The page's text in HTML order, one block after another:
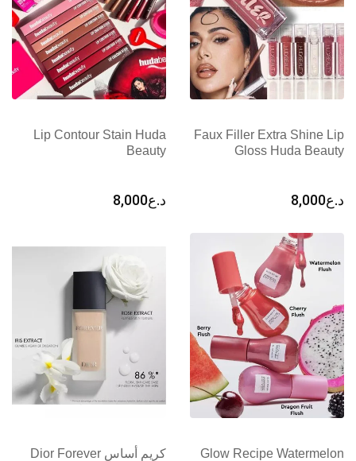
Faux Filler Extra Shine Lip
Gloss Huda Beauty
د.ع8,000
Lip Contour Stain Huda
Beauty
د.ع8,000
Glow Recipe Watermelon
كريم أساس Dior Forever